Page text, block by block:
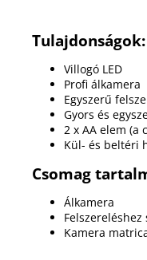
Tulajdonságok:
Villogó LED
Profi álkamera
Egyszerű
Gyors és
2 x AA elem (a
Kül- és beltéri
Csomag
Álkamera
Kamera